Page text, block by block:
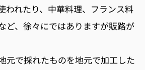
われたり、中華料理、フランス料
ど、徐々にではありますが販路が
元で採れたものを地元で加工した